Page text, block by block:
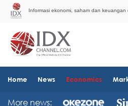
Informasi ekonomi, saham dan keuangan
Home News Economics
More news: